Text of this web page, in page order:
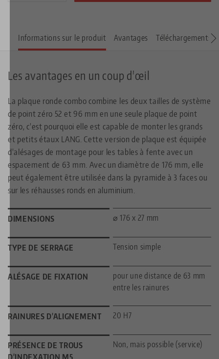
Informations sur le produit Avantages Téléchargements
Les avantages en un coup d'œil
La plaque ronde combo combine les deux tailles de système
de point zéro 52 et 96 mm en une seule plaque de point
zéro, c'est pourquoi elle est capable de monter les grands
et petits étaux LANG. Cette version de plaque est équipée
d'alésages de montage pour les tables à fente avec un
espacement de 63 mm. Avec un diamètre de 176 mm, elle
peut également être utilisée dans la pyramide à 3 faces ou
sur les réhausses ronds en aluminium.
DIMENSIONS ⌀ 176 x 27 mm
TYPE DE SERRAGE Tension simple
ALÉSAGE DE FIXATION
pour une distance de 63 mm
entre les rainures
RAINURES D'ALIGNEMENT 20 H7
PRÉSENCE DE TROUS
D'INDEXATION M5
Non, mais possible (service)